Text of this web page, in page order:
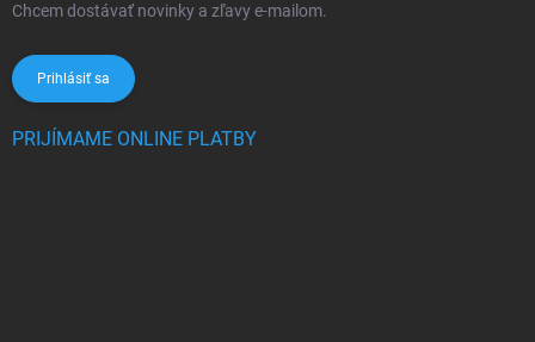
Chcem dostávať novinky a zľavy e-mailom.
Prihlásiť sa
PRIJÍMAME ONLINE PLATBY